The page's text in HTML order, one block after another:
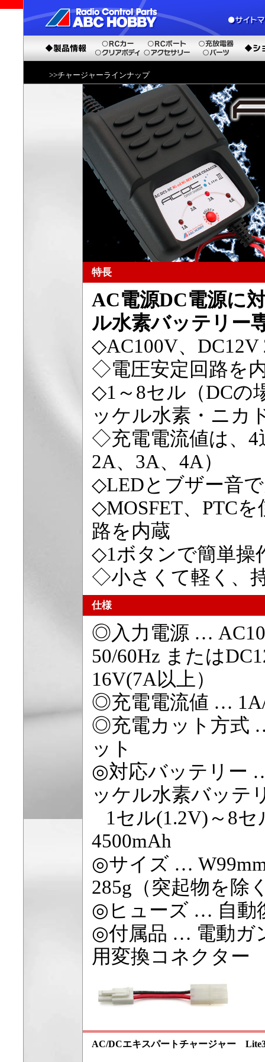
>>チャージャーラインナップ
特長
AC電源DC電源に
ル水素バッテリー
◇AC100V、
◇電圧安定回路を
◇1～8セル（DCの
ッケル水素・ニカ
◇充電電流値は、4
2A、3A、4A）
◇LEDとブザー音
◇MOSFET、PTC
路を内蔵
◇1ボタンで簡単操
◇小さくて軽く、
仕様
◎入力電源 …
50/60Hz または
16V(7A以上）
◎充電電流値 …
◎充電カット方式
ット
◎対応バッテリー
ッケル水素バッテ
1セル(1.2V)～8セ
4500mAh
◎サイズ …
285g（突起物を除
◎ヒューズ … 自動
◎付属品 … 電動ガ
用変換コネクター
AC/DCエキスパートチャージャー